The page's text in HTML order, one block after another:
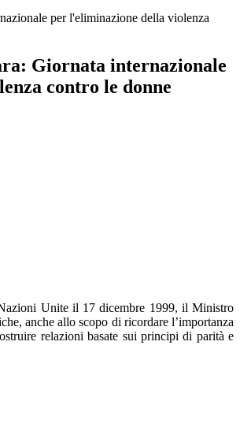
per l'eliminazione della violenza
Giornata internazionale
contro le donne
Unite il 17 dicembre 1999, il Ministro
anche allo scopo di ricordare l’importanza
relazioni basate sui principi di parità e